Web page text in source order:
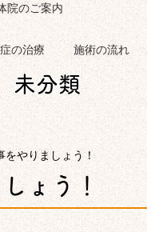
院のご案内
の治療 施術の流れ
未分類
をやりましょう！
ょう！